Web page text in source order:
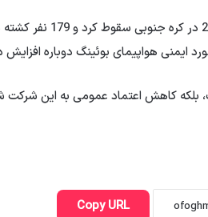
علاوه بر این، هواپیمای
ایمنی هواپیمای بوئینگ دوباره
بلکه کاهش اعتماد عمومی به این
Copy URL